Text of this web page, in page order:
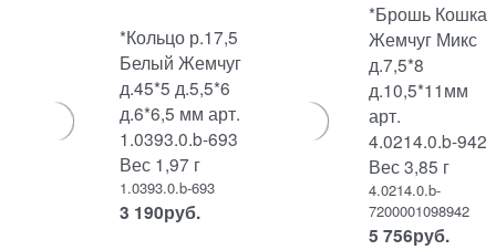
*Кольцо р.17,5
Белый Жемчуг
д.45*5 д.5,5*6
д.6*6,5 мм арт.
1.0393.0.b-693
Вес 1,97 г
1.0393.0.b-693
3 190руб.
*Брошь Кошка
Жемчуг Микс
д.7,5*8
д.10,5*11мм
арт.
4.0214.0.b-942
Вес 3,85 г
4.0214.0.b-
7200001098942
5 756руб.